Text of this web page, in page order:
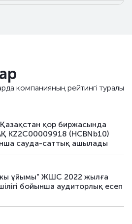
KZ2C00017333
KZ2C00017507 негізгі
KZ2C00017515 негізгі
KZ2C00017531 негізгі
компанияның рейтингі туралы
қор биржасында
KZ2C00009918 (HCBNb10)
сауда-саттық ашылады
ұйымы" ЖШС 2022 жылға
бойынша аудиторлық есеп